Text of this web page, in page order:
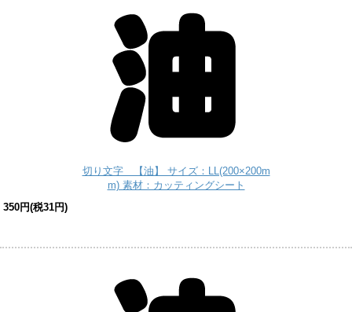
切り文字 【油】 サイズ：LL(200×200m
m) 素材：カッティングシート
350円(税31円)